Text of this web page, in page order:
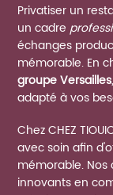
Privatiser un
un cadre
échanges
mémorable. En
groupe Versailles
adapté à vos
Chez CHEZ
avec soin afin
mémorable.
innovants en